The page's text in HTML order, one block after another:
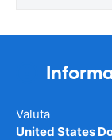
Valuta
United States